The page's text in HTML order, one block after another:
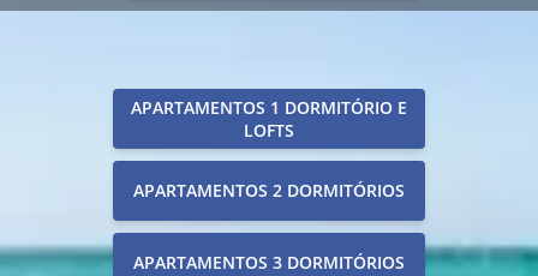
APARTAMENTOS 1 DORMITÓRIO E
LOFTS
APARTAMENTOS 2 DORMITÓRIOS
APARTAMENTOS 3 DORMITÓRIOS